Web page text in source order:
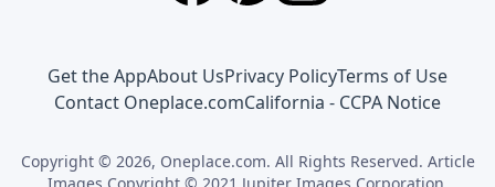
Get the AppAbout UsPrivacy PolicyTerms of Use
Contact Oneplace.comCalifornia - CCPA Notice
Copyright © 2026, Oneplace.com. All Rights Reserved. Article